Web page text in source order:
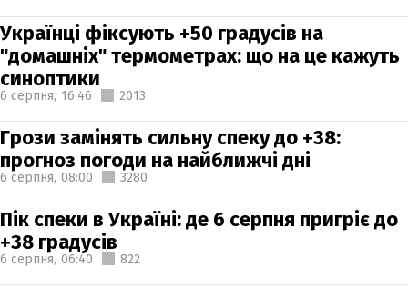
Українці фіксують +50 градусів на
"домашніх" термометрах: що на це кажуть
синоптики
6 серпня, 16:46 2013
Грози замінять сильну спеку до +38:
прогноз погоди на найближчі дні
6 серпня, 08:00 3280
Пік спеки в Україні: де 6 серпня пригріє до
+38 градусів
6 серпня, 06:40 822